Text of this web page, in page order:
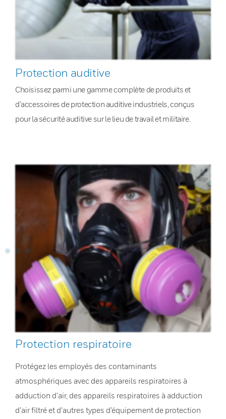
Protection auditive
Choisissez parmi une gamme complète de produits et
d’accessoires de protection auditive industriels, conçus
pour la sécurité auditive sur le lieu de travail et militaire.
Protection respiratoire
Protégez les employés des contaminants
atmosphériques avec des appareils respiratoires à
adduction d’air, des appareils respiratoires à adduction
d’air filtré et d’autres types d’équipement de protection